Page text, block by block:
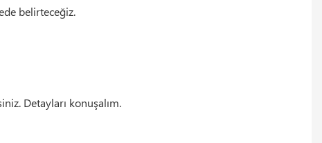
belirteceğiz.
Detayları konuşalım.